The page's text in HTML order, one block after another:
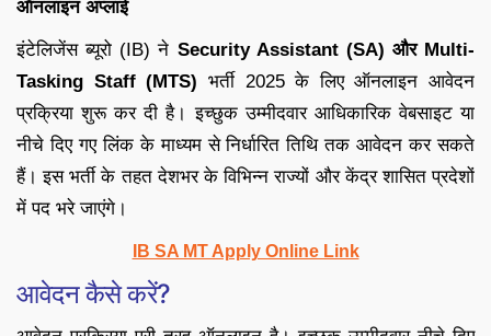
ऑनलाइन अप्लाई
इंटेलिजेंस ब्यूरो (IB) ने Security Assistant (SA) और Multi-
Tasking Staff (MTS) भर्ती 2025 के लिए ऑनलाइन आवेदन
प्रक्रिया शुरू कर दी है। इच्छुक उम्मीदवार आधिकारिक वेबसाइट या
नीचे दिए गए लिंक के माध्यम से निर्धारित तिथि तक आवेदन कर सकते
हैं। इस भर्ती के तहत देशभर के विभिन्न राज्यों और केंद्र शासित प्रदेशों
में पद भरे जाएंगे।
IB SA MT Apply Online Link
आवेदन कैसे करें?